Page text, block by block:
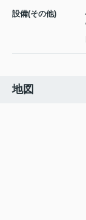
設備(その他)
地図